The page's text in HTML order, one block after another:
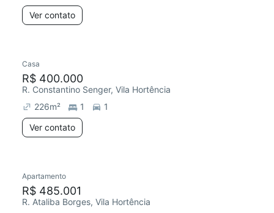
Ver contato
Casa
R$ 400.000
R. Constantino Senger, Vila Hortência
226m² 1
1
Ver contato
Apartamento
R$ 485.001
R. Ataliba Borges, Vila Hortência